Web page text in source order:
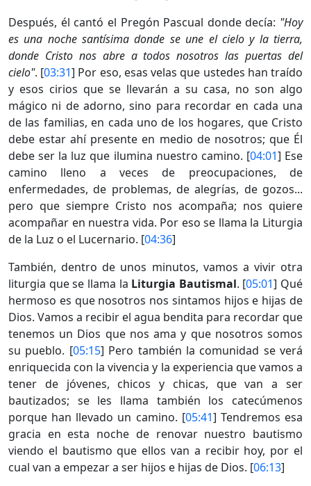
Después, él cantó el Pregón Pascual donde decía: "Hoy
es una noche santísima donde se une el cielo y la tierra,
donde Cristo nos abre a todos nosotros las puertas del
cielo". [03:31] Por eso, esas velas que ustedes han traído
y esos cirios que se llevarán a su casa, no son algo
mágico ni de adorno, sino para recordar en cada una
de las familias, en cada uno de los hogares, que Cristo
debe estar ahí presente en medio de nosotros; que Él
debe ser la luz que ilumina nuestro camino. [04:01] Ese
camino lleno a veces de preocupaciones, de
enfermedades, de problemas, de alegrías, de gozos...
pero que siempre Cristo nos acompaña; nos quiere
acompañar en nuestra vida. Por eso se llama la Liturgia
de la Luz o el Lucernario. [04:36]
También, dentro de unos minutos, vamos a vivir otra
liturgia que se llama la Liturgia Bautismal. [05:01] Qué
hermoso es que nosotros nos sintamos hijos e hijas de
Dios. Vamos a recibir el agua bendita para recordar que
tenemos un Dios que nos ama y que nosotros somos
su pueblo. [05:15] Pero también la comunidad se verá
enriquecida con la vivencia y la experiencia que vamos a
tener de jóvenes, chicos y chicas, que van a ser
bautizados; se les llama también los catecúmenos
porque han llevado un camino. [05:41] Tendremos esa
gracia en esta noche de renovar nuestro bautismo
viendo el bautismo que ellos van a recibir hoy, por el
cual van a empezar a ser hijos e hijas de Dios. [06:13]